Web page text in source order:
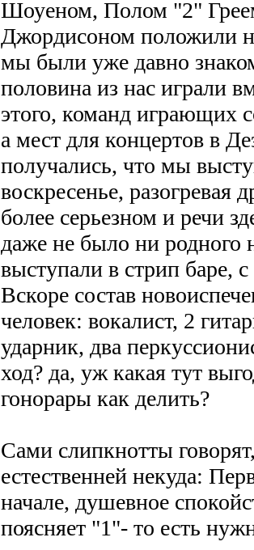
Шоуеном, Полом "2"
Джордисоном положили
мы были уже давно
половина из нас играли
этого, команд играющих
а мест для концертов в
получались, что мы
воскресенье, разогревая
более серьезном и речи
даже не было ни родного
выступали в стрип баре,
Вскоре состав
человек: вокалист, 2
ударник, два
ход? да, уж какая тут
гонорары как делить?
Сами слипкнотты
естественней некуда:
начале, душевное
поясняет "1"- то есть